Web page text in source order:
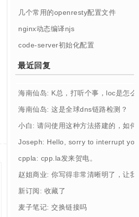
几个常用的openresty配置文件
nginx动态编译njs
code-server初始化配置
最近回复
海南仙岛: K总，打听个事，loc是怎么
海南仙岛: 这是全球dns链路检测？
小白: 请问使用这种方法搭建的，如
Joseph: Hello, sorry to interrupt
cppla: cpp.la发来贺电。
赵姐商业: 你写得非常清晰明了，让
新订阅: 收藏了
麦子笔记: 交换链接吗